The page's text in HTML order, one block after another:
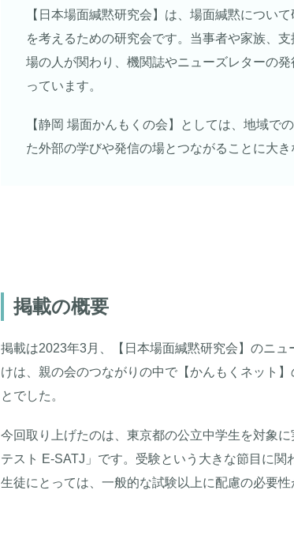
【日本場面緘黙研究会】は、場面緘黙につい
を考えるための研究会です。当事者や家族、
場の人が関わり、機関誌やニューズレターの
っています。
【静岡 場面かんもくの会】としては、地域で
た外部の学びや発信の場とつながることに大き
掲載の概要
掲載は2023年3月、【日本場面緘黙研究会】のニ
けは、親の会のつながりの中で【かんもくネット
とでした。
今回取り上げたのは、東京都の公立中学生を対象
テスト E-SATJ」です。受験という大きな節目に
生徒にとっては、一般的な試験以上に配慮の必要性